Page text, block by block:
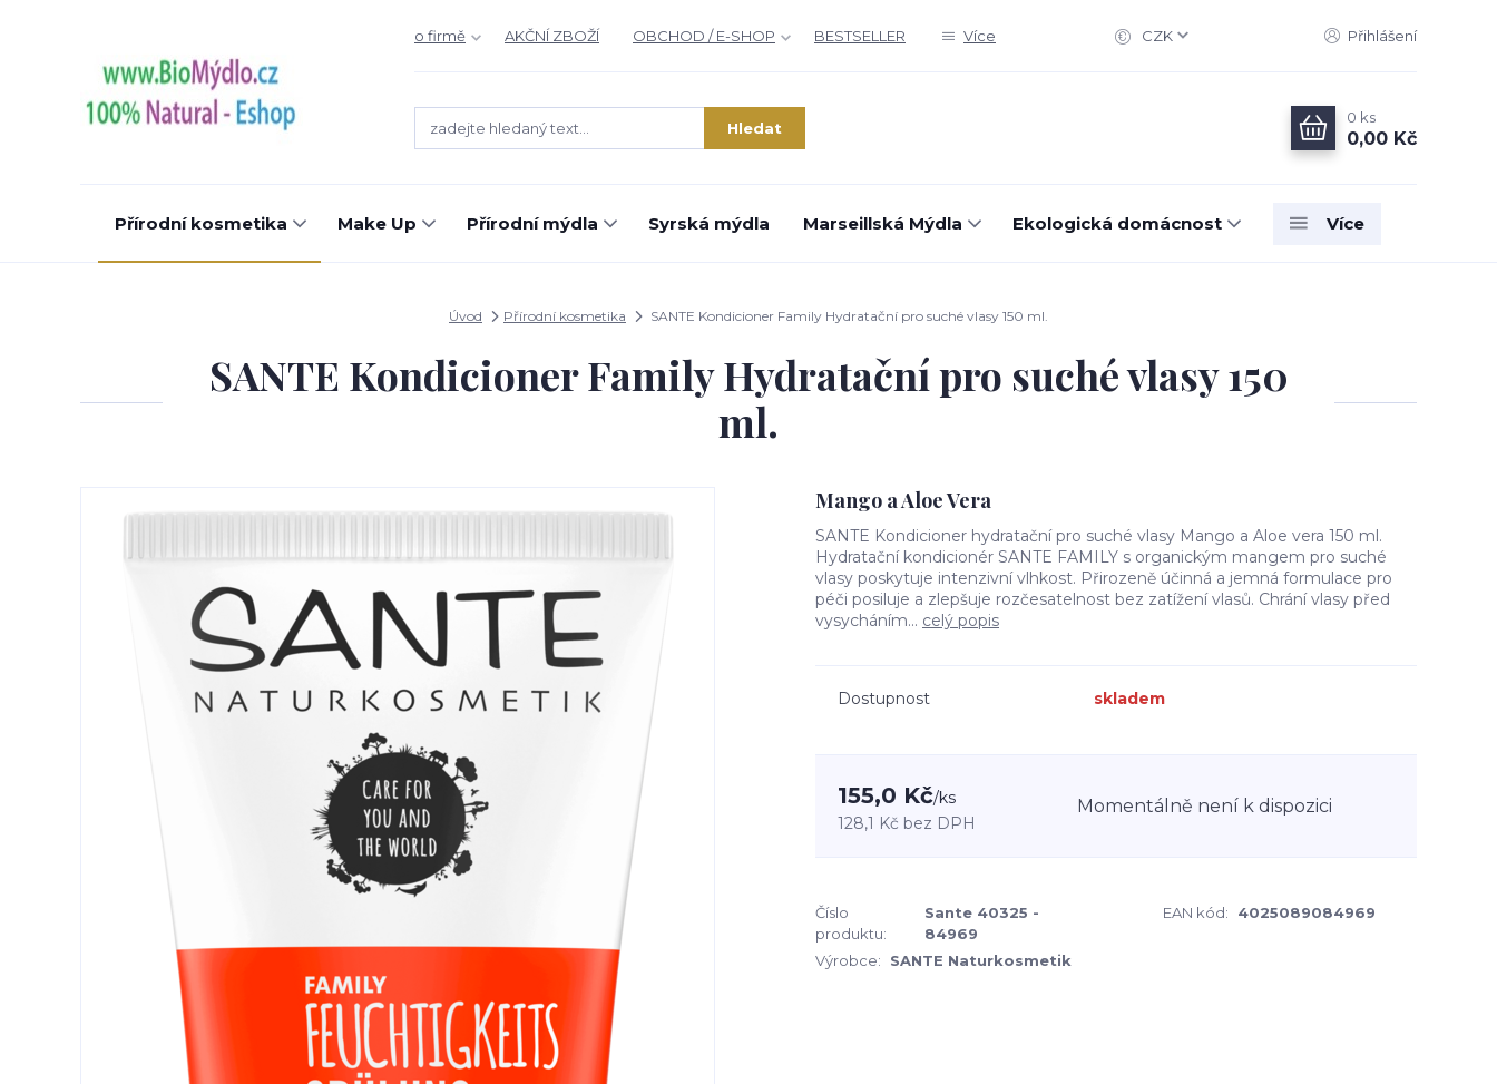
o firmě AKČNÍ ZBOŽÍ OBCHOD / E-SHOP BESTSELLER Více CZK Přihlášení
Hledat
0 ks
0,00 Kč
Přírodní kosmetika Make Up Přírodní mýdla Syrská mýdla Marseillská Mýdla Ekologická domácnost Více
Úvod Přírodní kosmetika SANTE Kondicioner Family Hydratační pro suché vlasy 150 ml.
SANTE Kondicioner Family Hydratační pro suché vlasy 150
ml.
Mango a Aloe Vera
SANTE Kondicioner hydratační pro suché vlasy Mango a Aloe vera 150 ml.
Hydratační kondicionér SANTE FAMILY s organickým mangem pro suché
vlasy poskytuje intenzivní vlhkost. Přirozeně účinná a jemná formulace pro
péči posiluje a zlepšuje rozčesatelnost bez zatížení vlasů. Chrání vlasy před
vysycháním... celý popis
Dostupnost skladem
155,0 Kč/ks
128,1 Kč bez DPH
Momentálně není k dispozici
Číslo
produktu:
Sante 40325 -
84969
EAN kód: 4025089084969
Výrobce: SANTE Naturkosmetik